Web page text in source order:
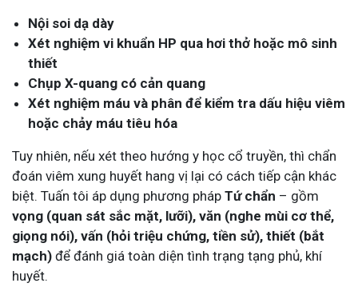
Nội soi dạ dày
Xét nghiệm vi khuẩn HP qua hơi thở hoặc mô sinh
thiết
Chụp X-quang có cản quang
Xét nghiệm máu và phân để kiểm tra dấu hiệu viêm
hoặc chảy máu tiêu hóa
Tuy nhiên, nếu xét theo hướng y học cổ truyền, thì chẩn
đoán viêm xung huyết hang vị lại có cách tiếp cận khác
biệt. Tuấn tôi áp dụng phương pháp Tứ chẩn – gồm
vọng (quan sát sắc mặt, lưỡi), văn (nghe mùi cơ thể,
giọng nói), vấn (hỏi triệu chứng, tiền sử), thiết (bắt
mạch) để đánh giá toàn diện tình trạng tạng phủ, khí
huyết.